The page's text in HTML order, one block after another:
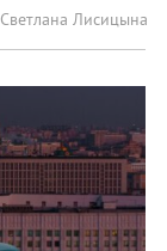
Светлана Лисицына